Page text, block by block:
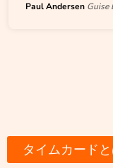
Paul Andersen Guise
タイムカード